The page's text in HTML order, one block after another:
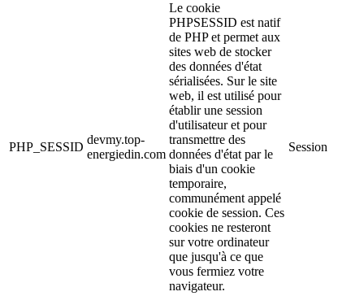
PHP_SESSID
devmy.top-
energiedin.com
Le cookie
PHPSESSID est natif
de PHP et permet aux
sites web de stocker
des données d'état
sérialisées. Sur le site
web, il est utilisé pour
établir une session
d'utilisateur et pour
transmettre des
données d'état par le
biais d'un cookie
temporaire,
communément appelé
cookie de session. Ces
cookies ne resteront
sur votre ordinateur
que jusqu'à ce que
vous fermiez votre
navigateur.
Session